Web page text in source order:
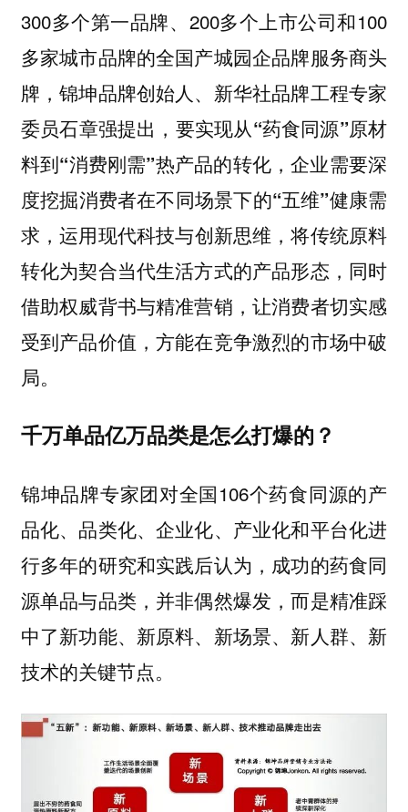
300多个第一品牌、200多个上市公司和100
多家城市品牌的全国产城园企品牌服务商头
牌，锦坤品牌创始人、新华社品牌工程专家
委员石章强提出， 要实现从“药食同源”原材
料到“消费刚需”热产品的转化，企业需要深
度挖掘消费者在不同场景下的“五维”健康需
求 ，运用现代科技与创新思维，将传统原料
转化为契合当代生活方式的产品形态，同时
借助权威背书与精准营销，让消费者切实感
受到产品价值，方能在竞争激烈的市场中破
局。
千万单品亿万品类是怎么打爆的？
锦坤品牌专家团对全国106个药食同源的产
品化、品类化、企业化、产业化和平台化进
行多年的研究和实践后认为，成功的药食同
源单品与品类，并非偶然爆发，而是精准踩
中了新功能、新原料、新场景、新人群、新
技术的关键节点。